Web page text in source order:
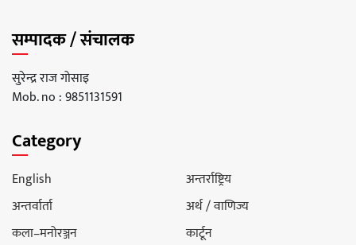
सम्पादक / संचालक
सुरेन्द्र राज गोसाइ
Mob. no : 9851131591
Category
English
अन्तर्राष्ट्रिय
अन्तर्वार्ता
अर्थ / वाणिज्य
कला–मनोरञ्जन
कार्टून